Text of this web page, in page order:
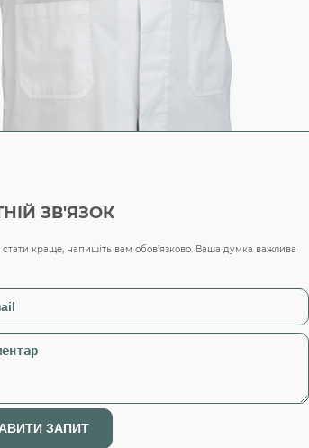
ЗВ'ЯЗОК
краще, напишіть вам обов’язково. Ваша думка важлива